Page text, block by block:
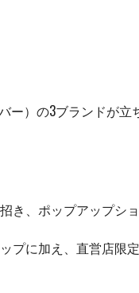
バー）の3ブランドが
、ポップアップショ
プに加え、直営店限